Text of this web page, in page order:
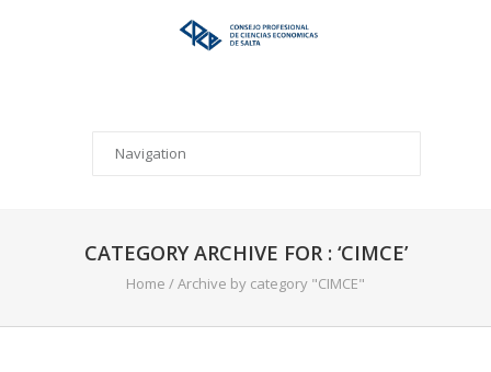
CATEGORY ARCHIVE FOR : ‘CIMCE’
Home /Archive by category "CIMCE"